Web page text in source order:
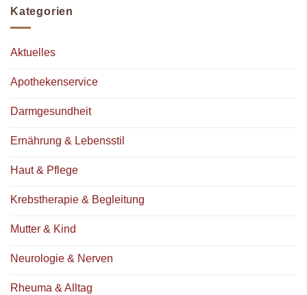
Kategorien
Aktuelles
Apothekenservice
Darmgesundheit
Ernährung & Lebensstil
Haut & Pflege
Krebstherapie & Begleitung
Mutter & Kind
Neurologie & Nerven
Rheuma & Alltag